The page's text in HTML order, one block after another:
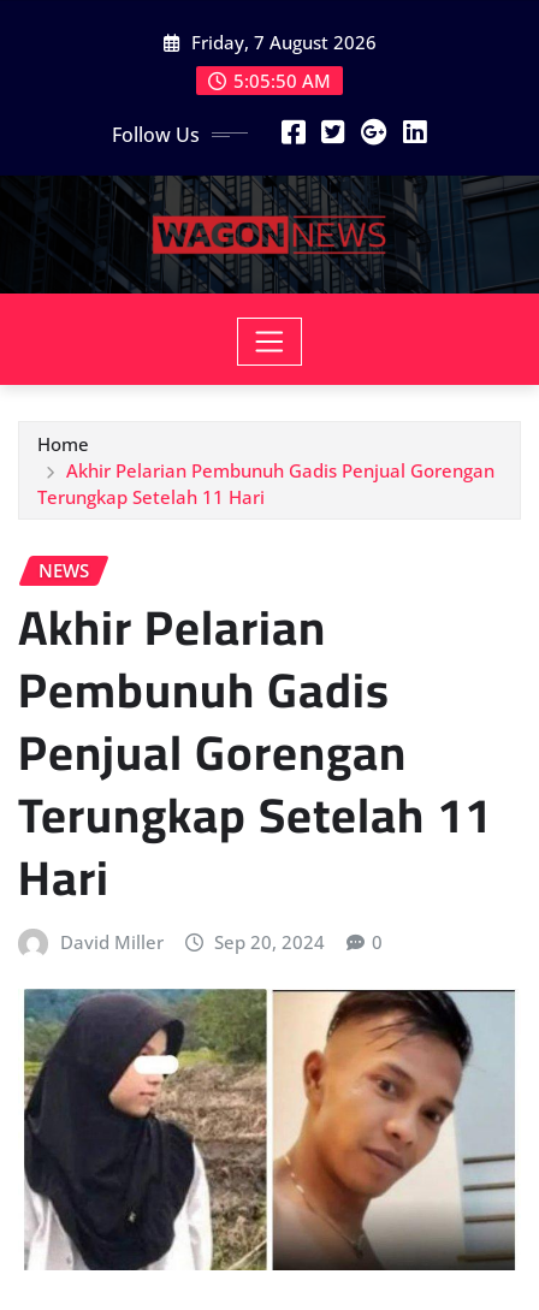
Friday, 7 August 2026
5:05:52 AM
Follow Us
Home
Akhir Pelarian Pembunuh Gadis Penjual Gorengan
Terungkap Setelah 11 Hari
NEWS
Akhir Pelarian
Pembunuh Gadis
Penjual Gorengan
Terungkap Setelah 11
Hari
David Miller Sep 20, 2024 0